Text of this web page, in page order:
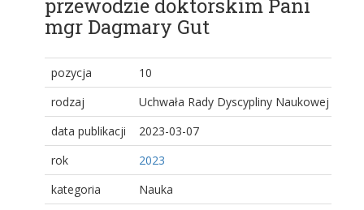
przewodzie doktorskim Pani
mgr Dagmary Gut
pozycja
10
rodzaj
Uchwała Rady Dyscypliny Naukowej
data publikacji
2023-03-07
rok
2023
kategoria
Nauka